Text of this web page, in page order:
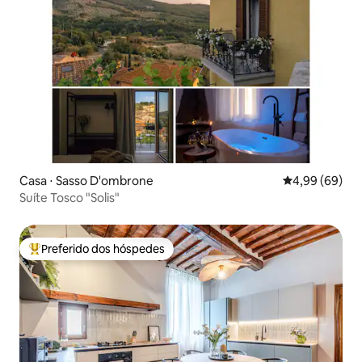
Casa ⋅ Sasso D'ombrone 4,99 de uma
4,99 (69)
Suíte Tosco "Solis"
Entre os melhores preferidos dos hóspedes
Preferido dos hóspedes